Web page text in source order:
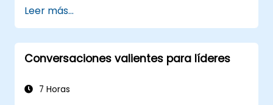
Establecer responsabilidades y
detonantes para la escalación.
Elaborar acuerdos de equipo y un plan de
adopción a 30 días.
Leer más...
Conversaciones valientes para líderes
7 Horas